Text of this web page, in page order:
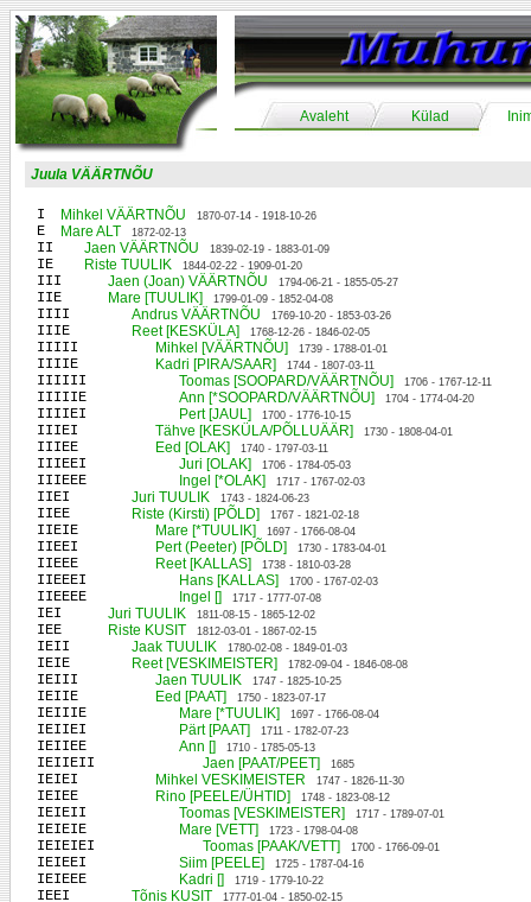
Avaleht Külad
Juula VÄÄRTNÕU
I Mihkel VÄÄRTNÕU 1870-07-14 - 1918-10-26
E Mare ALT 1872-02-13
II Jaen VÄÄRTNÕU 1839-02-19 - 1883-01-09
IE Riste TUULIK 1844-02-22 - 1909-01-20
III Jaen (Joan) VÄÄRTNÕU 1794-06-21 - 1855-05-27
IIE Mare [TUULIK] 1799-01-09 - 1852-04-08
IIII Andrus VÄÄRTNÕU 1769-10-20 - 1853-03-26
IIIE Reet [KESKÜLA] 1768-12-26 - 1846-02-05
IIIII Mihkel [VÄÄRTNÕU] 1739 - 1788-01-01
IIIIE Kadri [PIRA/SAAR] 1744 - 1807-03-11
IIIIII Toomas [SOOPARD/VÄÄRTNÕU] 1706 - 1767-12-11
IIIIIE Ann [*SOOPARD/VÄÄRTNÕU] 1704 - 1774-04-20
IIIIEI Pert [JAUL] 1700 - 1776-10-15
IIIEI Tähve [KESKÜLA/PÕLLUÄÄR] 1730 - 1808-04-01
IIIEE Eed [OLAK] 1740 - 1797-03-11
IIIEEI Juri [OLAK] 1706 - 1784-05-03
IIIEEE Ingel [*OLAK] 1717 - 1767-02-03
IIEI Juri TUULIK 1743 - 1824-06-23
IIEE Riste (Kirsti) [PÕLD] 1767 - 1821-02-18
IIEIE Mare [*TUULIK] 1697 - 1766-08-04
IIEEI Pert (Peeter) [PÕLD] 1730 - 1783-04-01
IIEEE Reet [KALLAS] 1738 - 1810-03-28
IIEEEI Hans [KALLAS] 1700 - 1767-02-03
IIEEEE Ingel [] 1717 - 1777-07-08
IEI Juri TUULIK 1811-08-15 - 1865-12-02
IEE Riste KUSIT 1812-03-01 - 1867-02-15
IEII Jaak TUULIK 1780-02-08 - 1849-01-03
IEIE Reet [VESKIMEISTER] 1782-09-04 - 1846-08-08
IEIII Jaen TUULIK 1747 - 1825-10-25
IEIIE Eed [PAAT] 1750 - 1823-07-17
IEIIIE Mare [*TUULIK] 1697 - 1766-08-04
IEIIEI Pärt [PAAT] 1711 - 1782-07-23
IEIIEE Ann [] 1710 - 1785-05-13
IEIIEII Jaen [PAAT/PEET] 1685
IEIEI Mihkel VESKIMEISTER 1747 - 1826-11-30
IEIEE Rino [PEELE/ÜHTID] 1748 - 1823-08-12
IEIEII Toomas [VESKIMEISTER] 1717 - 1789-07-01
IEIEIE Mare [VETT] 1723 - 1798-04-08
IEIEIEI Toomas [PAAK/VETT] 1700 - 1766-09-01
IEIEEI Siim [PEELE] 1725 - 1787-04-16
IEIEEE Kadri [] 1719 - 1779-10-22
IEEI Tõnis KUSIT 1777-01-04 - 1850-02-15